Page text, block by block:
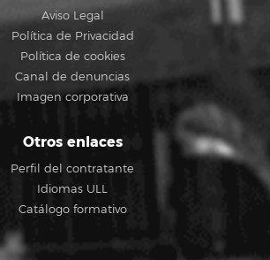
Aviso Legal
Política de Privacidad
Política de cookies
Canal de denuncias
Imagen corporativa
Otros enlaces
Perfil del contratante
Idiomas ULL
Catálogo formativo